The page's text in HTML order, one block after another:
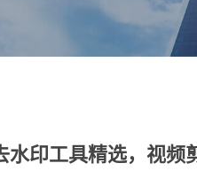
印工具精选，视频